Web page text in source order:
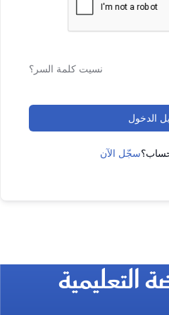
نسيت كلمة السر؟
الدخول
سجّل الآن
التعليمية